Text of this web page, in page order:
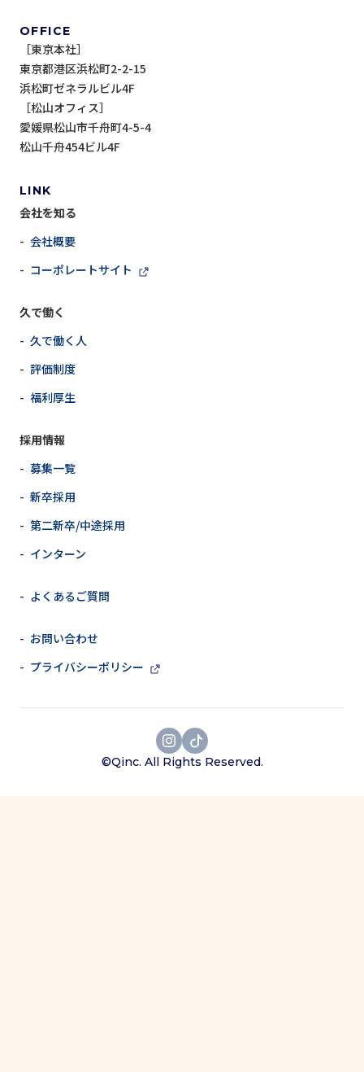
OFFICE
［東京本社］
東京都港区浜松町2-2-15
浜松町ゼネラルビル4F
［松山オフィス］
愛媛県松山市千舟町4-5-4
松山千舟454ビル4F
LINK
会社を知る
- 会社概要
- コーポレートサイト
久で働く
- 久で働く人
- 評価制度
- 福利厚生
採用情報
- 募集一覧
- 新卒採用
- 第二新卒/中途採用
- インターン
- よくあるご質問
- お問い合わせ
- プライバシーポリシー
©Qinc. All Rights Reserved.